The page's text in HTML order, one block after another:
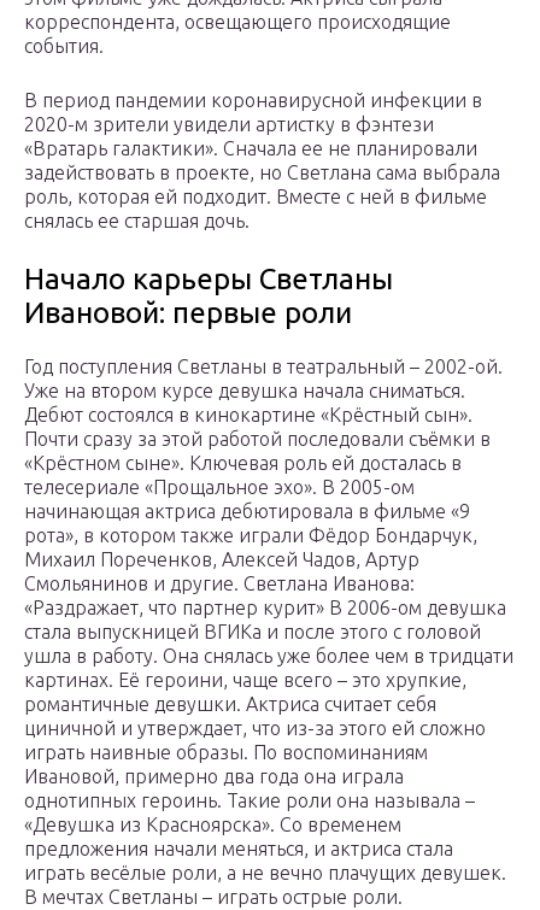
корреспондента, освещающего происходящие
события.
В период пандемии коронавирусной инфекции в
2020-м зрители увидели артистку в фэнтези
«Вратарь галактики». Сначала ее не планировали
задействовать в проекте, но Светлана сама выбрала
роль, которая ей подходит. Вместе с ней в фильме
снялась ее старшая дочь.
Начало карьеры Светланы
Ивановой: первые роли
Год поступления Светланы в театральный – 2002-ой.
Уже на втором курсе девушка начала сниматься.
Дебют состоялся в кинокартине «Крёстный сын».
Почти сразу за этой работой последовали съёмки в
«Крёстном сыне». Ключевая роль ей досталась в
телесериале «Прощальное эхо». В 2005-ом
начинающая актриса дебютировала в фильме «9
рота», в котором также играли Фёдор Бондарчук,
Михаил Пореченков, Алексей Чадов, Артур
Смольянинов и другие. Светлана Иванова:
«Раздражает, что партнер курит» В 2006-ом девушка
стала выпускницей ВГИКа и после этого с головой
ушла в работу. Она снялась уже более чем в тридцати
картинах. Её героини, чаще всего – это хрупкие,
романтичные девушки. Актриса считает себя
циничной и утверждает, что из-за этого ей сложно
играть наивные образы. По воспоминаниям
Ивановой, примерно два года она играла
однотипных героинь. Такие роли она называла –
«Девушка из Красноярска». Со временем
предложения начали меняться, и актриса стала
играть весёлые роли, а не вечно плачущих девушек.
В мечтах Светланы – играть острые роли.